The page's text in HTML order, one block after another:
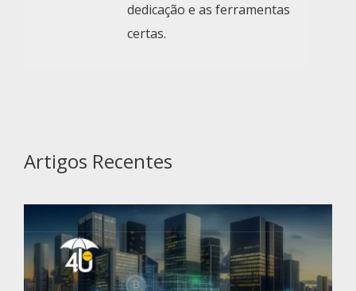
dedicação e as ferramentas
certas.
Artigos Recentes